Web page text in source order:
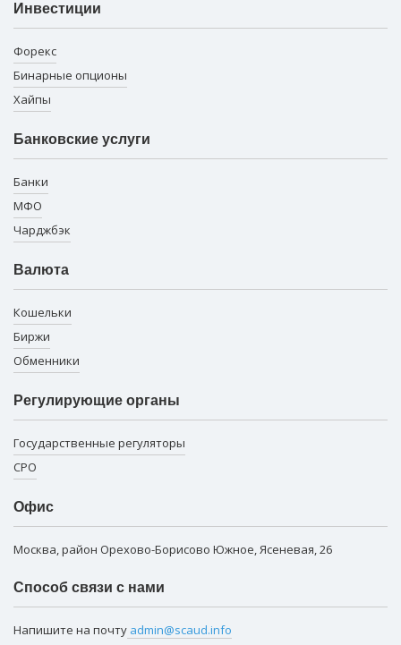
Инвестиции
Форекс
Бинарные опционы
Хайпы
Банковские услуги
Банки
МФО
Чарджбэк
Валюта
Кошельки
Биржи
Обменники
Регулирующие органы
Государственные регуляторы
СРО
Офис
Москва, район Орехово-Борисово Южное, Ясеневая, 26
Способ связи с нами
Напишите на почту admin@scaud.info